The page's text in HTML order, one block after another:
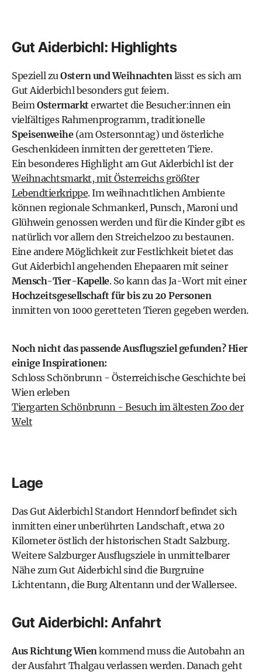
Gut Aiderbichl: Highlights
Speziell zuOstern und Weihnachtenlässt es sich am
Gut Aiderbichl besonders gut feiern.
BeimOstermarkterwartet die Besucher:innen ein
vielfältiges Rahmenprogramm, traditionelle
Speisenweihe(am Ostersonntag) und österliche
Geschenkideen inmitten der geretteten Tiere.
Ein besonderes Highlight am Gut Aiderbichl ist der
Weihnachtsmarkt, mit Österreichs größter
Lebendtierkrippe. Im weihnachtlichen Ambiente
können regionale Schmankerl, Punsch, Maroni und
Glühwein genossen werden und für die Kinder gibt es
natürlich vor allem den Streichelzoo zu bestaunen.
Eine andere Möglichkeit zur Festlichkeit bietet das
Gut Aiderbichl angehenden Ehepaaren mit seiner
Mensch-Tier-Kapelle. So kann das Ja-Wort mit einer
Hochzeitsgesellschaft für bis zu 20 Personen
inmitten von 1000 geretteten Tieren gegeben werden.
Noch nicht das passende Ausflugsziel gefunden? Hier
einige Inspirationen:
Schloss Schönbrunn - Österreichische Geschichte bei
Wien erleben
Tiergarten Schönbrunn - Besuch im ältesten Zoo der
Welt
Lage
Das Gut Aiderbichl Standort Henndorf befindet sich
inmitten einer unberührten Landschaft, etwa 20
Kilometer östlich der historischen Stadt Salzburg.
Weitere Salzburger Ausflugsziele in unmittelbarer
Nähe zum Gut Aiderbichl sind die Burgruine
Lichtentann, die Burg Altentann und derWallersee.
Gut Aiderbichl: Anfahrt
Aus Richtung Wienkommend muss die Autobahn an
der Ausfahrt Thalgau verlassen werden. Danach geht